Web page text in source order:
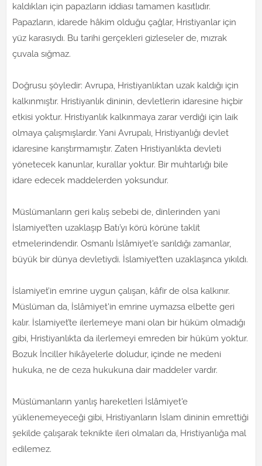
kaldıkları için papazların iddiası tamamen kasıtlıdır.
Papazların, idarede hâkim olduğu çağlar, Hristiyanlar için
yüz karasıydı. Bu tarihi gerçekleri gizleseler de, mızrak
çuvala sığmaz.
Doğrusu şöyledir: Avrupa, Hristiyanlıktan uzak kaldığı için
kalkınmıştır. Hristiyanlık dininin, devletlerin idaresine hiçbir
etkisi yoktur. Hristiyanlık kalkınmaya zarar verdiği için laik
olmaya çalışmışlardır. Yani Avrupalı, Hristiyanlığı devlet
idaresine karıştırmamıştır. Zaten Hristiyanlıkta devleti
yönetecek kanunlar, kurallar yoktur. Bir muhtarlığı bile
idare edecek maddelerden yoksundur.
Müslümanların geri kalış sebebi de, dinlerinden yani
İslamiyet’ten uzaklaşıp Batı’yı körü körüne taklit
etmelerindendir. Osmanlı İslâmiyet'e sarıldığı zamanlar,
büyük bir dünya devletiydi. İslamiyet’ten uzaklaşınca yıkıldı.
İslamiyet’in emrine uygun çalışan, kâfir de olsa kalkınır.
Müslüman da, İslâmiyet'in emrine uymazsa elbette geri
kalır. İslamiyet’te ilerlemeye mani olan bir hüküm olmadığı
gibi, Hristiyanlıkta da ilerlemeyi emreden bir hüküm yoktur.
Bozuk İnciller hikâyelerle doludur, içinde ne medeni
hukuka, ne de ceza hukukuna dair maddeler vardır.
Müslümanların yanlış hareketleri İslâmiyet'e
yüklenemeyeceği gibi, Hristiyanların İslam dininin emrettiği
şekilde çalışarak teknikte ileri olmaları da, Hristiyanlığa mal
edilemez.